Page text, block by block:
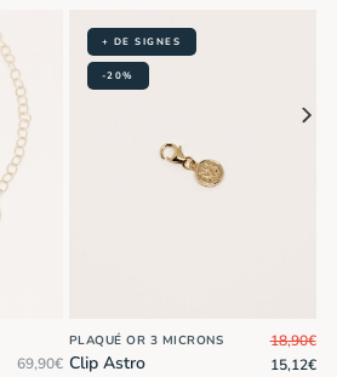
69,90€
-20%
+ DE SIGNES
PLAQUÉ OR 3 MICRONS
Clip Astro
18,90€
15,12€